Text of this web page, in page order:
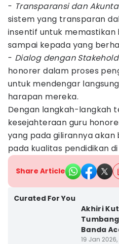
- Transparansi dan
sistem yang transparan
insentif untuk memastikan
sampai kepada yang
- Dialog dengan
honorer dalam proses
untuk mendengar
harapan mereka.
Dengan langkah-langkah
kesejahteraan guru
yang pada gilirannya
pada kualitas pendidikan
Share Article
Curated For You
Akhiri
Banda
19 Jan